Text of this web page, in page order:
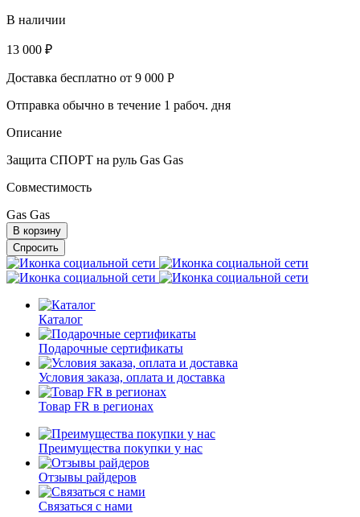
В наличии
13 000 ₽
Доставка бесплатно от 9 000 Р
Отправка обычно в течение 1 рабоч. дня
Описание
Защита СПОРТ на руль Gas Gas
Совместимость
Gas Gas
В корзину
Спросить
Каталог
Подарочные сертификаты
Условия заказа, оплата и доставка
Товар FR в регионах
Преимущества покупки у нас
Отзывы райдеров
Связаться с нами